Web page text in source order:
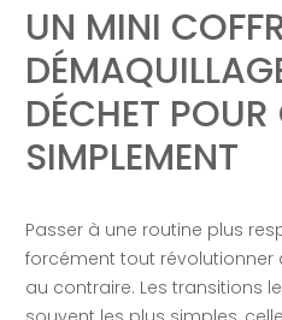
UN MINI
DÉCHET
SIMPLEMENT
Passer à une routine plus
forcément tout révolutionner
au contraire. Les transitions